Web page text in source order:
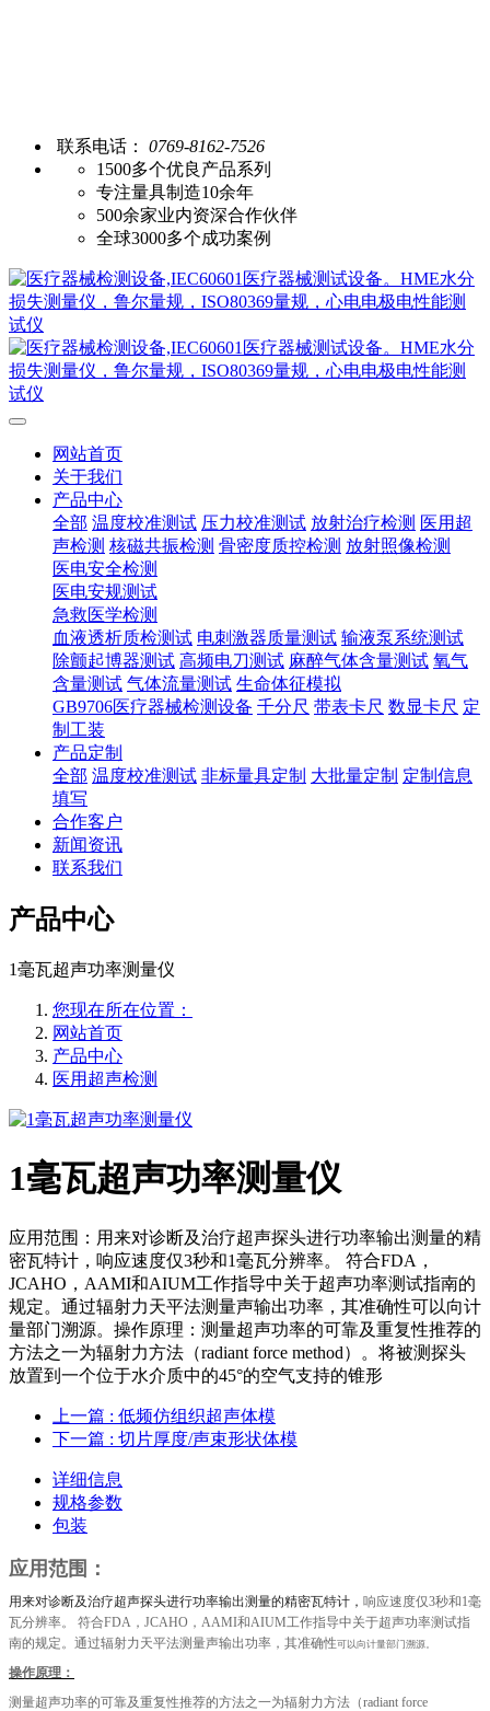
联系电话：
0769-8162-7526
1500多个优良产品系列
专注量具制造10余年
500余家业内资深合作伙伴
全球3000多个成功案例
网站首页
关于我们
产品中心
全部 温度校准测试 压力校准测试 放射治疗检测 医用超
声检测 核磁共振检测 骨密度质控检测 放射照像检测
医电安全检测
医电安规测试
急救医学检测
血液透析质检测试 电刺激器质量测试 输液泵系统测试
除颤起博器测试 高频电刀测试 麻醉气体含量测试 氧气
含量测试 气体流量测试 生命体征模拟
GB9706医疗器械检测设备 千分尺 带表卡尺 数显卡尺 定
制工装
产品定制
全部 温度校准测试 非标量具定制 大批量定制 定制信息
填写
合作客户
新闻资讯
联系我们
产品中心
1毫瓦超声功率测量仪
您现在所在位置：
网站首页
产品中心
医用超声检测
1毫瓦超声功率测量仪
应用范围：用来对诊断及治疗超声探头进行功率输出测量的精
密瓦特计，响应速度仅3秒和1毫瓦分辨率。 符合FDA，
JCAHO，AAMI和AIUM工作指导中关于超声功率测试指南的
规定。通过辐射力天平法测量声输出功率，其准确性可以向计
量部门溯源。操作原理：测量超声功率的可靠及重复性推荐的
方法之一为辐射力方法（radiant force method）。将被测探头
放置到一个位于水介质中的45°的空气支持的锥形
上一篇 : 低频仿组织超声体模
下一篇 : 切片厚度/声束形状体模
详细信息
规格参数
包装
应用范围：
用来对诊断及治疗超声探头进行功率输出测量的精密瓦特计， 响应速度仅3秒和1毫
瓦分辨率。 符合FDA ， JCAHO ， AAMI和AIUM工作指导中关于超声功率测试指
南的规定。通过辐射力天平法测量声输出功率，其准确性可以向计量部门溯源。
操作原理：
测量超声功率的可靠及重复性推荐的方法之一为辐射力方法（radiant force